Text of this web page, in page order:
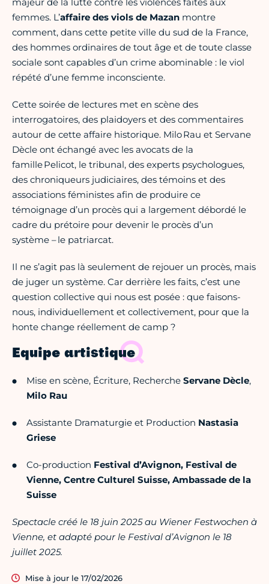
majeur de la lutte contre les violences faites aux
femmes. L’affaire des viols de Mazan montre
comment, dans cette petite ville du sud de la France,
des hommes ordinaires de tout âge et de toute classe
sociale sont capables d’un crime abominable : le viol
répété d’une femme inconsciente.
Cette soirée de lectures met en scène des
interrogatoires, des plaidoyers et des commentaires
autour de cette affaire historique. Milo Rau et Servane
Dècle ont échangé avec les avocats de la
famille Pelicot, le tribunal, des experts psychologues,
des chroniqueurs judiciaires, des témoins et des
associations féministes afin de produire ce
témoignage d’un procès qui a largement débordé le
cadre du prétoire pour devenir le procès d’un
système – le patriarcat.
Il ne s’agit pas là seulement de rejouer un procès, mais
de juger un système. Car derrière les faits, c’est une
question collective qui nous est posée : que faisons-
nous, individuellement et collectivement, pour que la
honte change réellement de camp ?
Equipe artistique
Mise en scène, Écriture, Recherche Servane Dècle,
Milo Rau
Assistante Dramaturgie et Production Nastasia
Griese
Co-production Festival d’Avignon, Festival de
Vienne, Centre Culturel Suisse, Ambassade de la
Suisse
Spectacle créé le 18 juin 2025 au Wiener Festwochen à
Vienne, et adapté pour le Festival d’Avignon le 18
juillet 2025.
Mise à jour le 17/02/2026